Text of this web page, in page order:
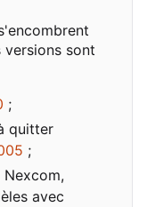
versions sont
;
quitter
;
avec